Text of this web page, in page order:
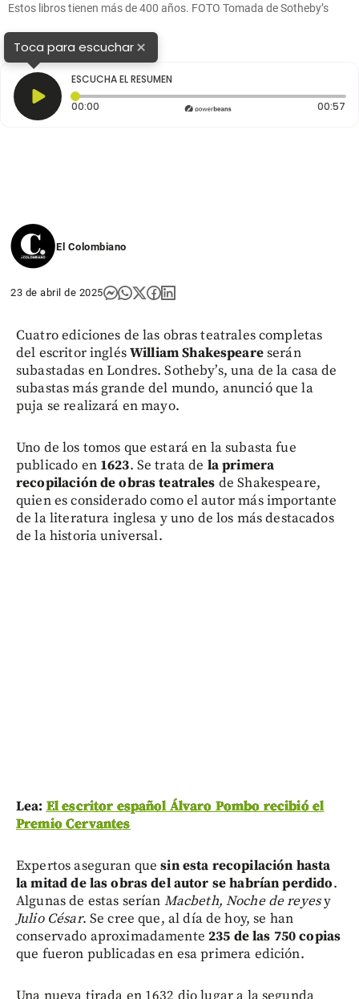
Estos libros tienen más de 400 años. FOTO Tomada de Sotheby’s
Toca para escuchar×
ESCUCHA EL RESUMEN
00:00 Tiempo transcurrido: 0 segundos 00:57
El Colombiano
23 de abril de 2025
Cuatro ediciones de las obras teatrales completas
del escritor inglésWilliam Shakespeareserán
subastadas en Londres. Sotheby’s, una de la casa de
subastas más grande del mundo, anunció que la
puja se realizará en mayo.
Uno de los tomos que estará en la subasta fue
publicado en 1623. Se trata de la primera
recopilación de obras teatrales de Shakespeare,
quien es considerado como el autor más importante
de la literatura inglesa y uno de los más destacados
de la historia universal.
Lea: El escritor español Álvaro Pombo recibió el
Premio Cervantes
Expertos aseguran quesin esta recopilación hasta
la mitad de las obras del autor se habrían perdido.
Algunas de estas serían Macbeth, Noche de reyesy
Julio César. Se cree que, al día de hoy, se han
conservado aproximadamente 235 de las 750 copias
que fueron publicadas en esa primera edición.
Una nueva tirada en 1632 dio lugar a la segunda